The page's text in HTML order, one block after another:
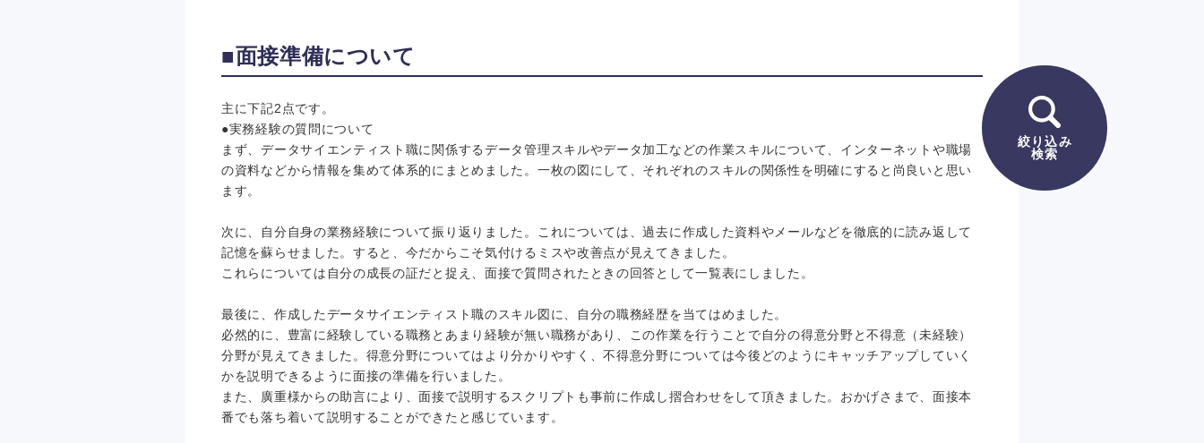
絞り込み
検索
■面接準備について
主に下記2点です。
●実務経験の質問について
まず、データサイエンティスト職に関係するデータ管理スキルやデータ加工などの作業スキルについて、インターネットや職場
の資料などから情報を集めて体系的にまとめました。一枚の図にして、それぞれのスキルの関係性を明確にすると尚良いと思い
ます。
次に、自分自身の業務経験について振り返りました。これについては、過去に作成した資料やメールなどを徹底的に読み返して
記憶を蘇らせました。すると、今だからこそ気付けるミスや改善点が見えてきました。
これらについては自分の成長の証だと捉え、面接で質問されたときの回答として一覧表にしました。
最後に、作成したデータサイエンティスト職のスキル図に、自分の職務経歴を当てはめました。
必然的に、豊富に経験している職務とあまり経験が無い職務があり、この作業を行うことで自分の得意分野と不得意（未経験）
分野が見えてきました。得意分野についてはより分かりやすく、不得意分野については今後どのようにキャッチアップしていく
かを説明できるように面接の準備を行いました。
また、廣重様からの助言により、面接で説明するスクリプトも事前に作成し摺合わせをして頂きました。おかげさまで、面接本
番でも落ち着いて説明することができたと感じています。